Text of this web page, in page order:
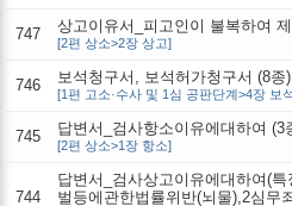
747 상고이유서_피고인이 불복하여
[2편 상소>2장 상고]
746 보석청구서, 보석허가청구서 (8종)
[1편 고소·수사 및 1심 공판단계>4장 보
745 답변서_검사항소이유에대하여 (3
[2편 상소>1장 항소]
744
답변서_검사상고이유에대하여(특
벌등에관한법률위반(뇌물),2심무